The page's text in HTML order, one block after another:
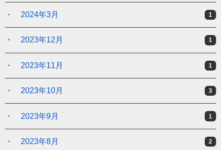
2024年3月 1
2023年12月 1
2023年11月 1
2023年10月 3
2023年9月 1
2023年8月 2